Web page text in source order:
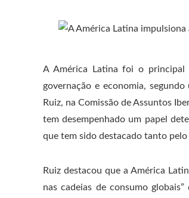
A América Latina foi o principal
governação e economia,
Ruiz, na Comissão de Assuntos
tem desempenhado um papel
que tem sido destacado tanto
Ruiz destacou que a América
nas cadeias de consumo